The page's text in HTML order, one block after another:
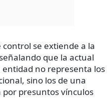
control se extiende a la
que la actual
entidad no representa los
sino los de una
por presuntos vínculos